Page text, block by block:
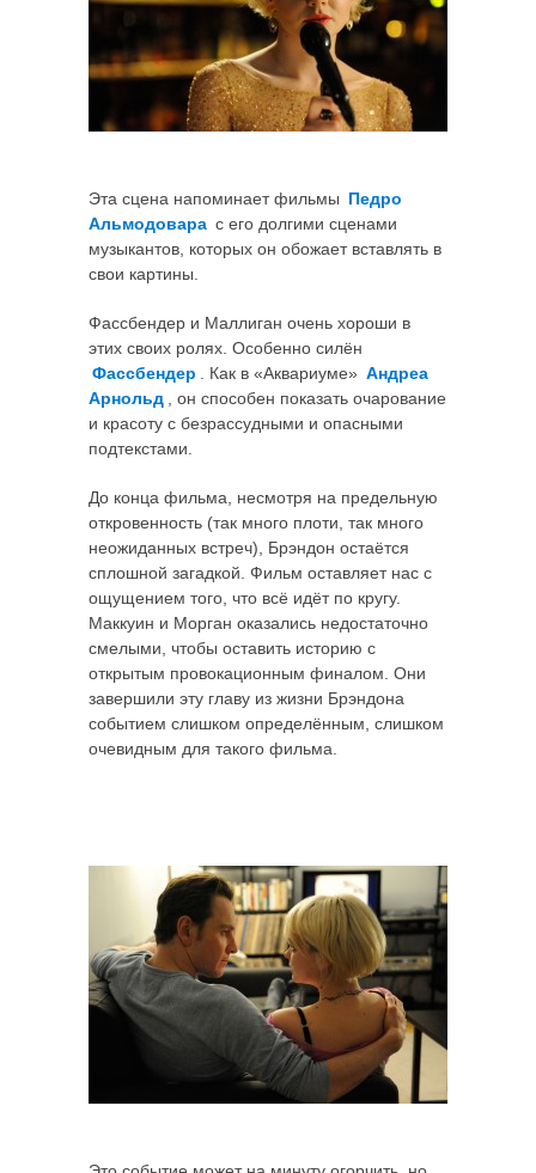
Эта сцена напоминает фильмы Педро
Альмодовара с его долгими сценами
музыкантов, которых он обожает вставлять в
свои картины.
Фассбендер и Маллиган очень хороши в
этих своих ролях. Особенно силён
Фассбендер
. Как в «Аквариуме» Андреа
Арнольд
, он способен показать очарование
и красоту с безрассудными и опасными
подтекстами.
До конца фильма, несмотря на предельную
откровенность (так много плоти, так много
неожиданных встреч), Брэндон остаётся
сплошной загадкой. Фильм оставляет нас с
ощущением того, что всё идёт по кругу.
Маккуин и Морган оказались недостаточно
смелыми, чтобы оставить историю с
открытым провокационным финалом. Они
завершили эту главу из жизни Брэндона
событием слишком определённым, слишком
очевидным для такого фильма.